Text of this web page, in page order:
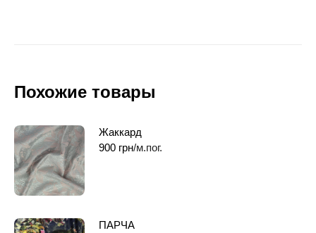
Похожие товары
Жаккард
900 грн/м.пог.
ПАРЧА